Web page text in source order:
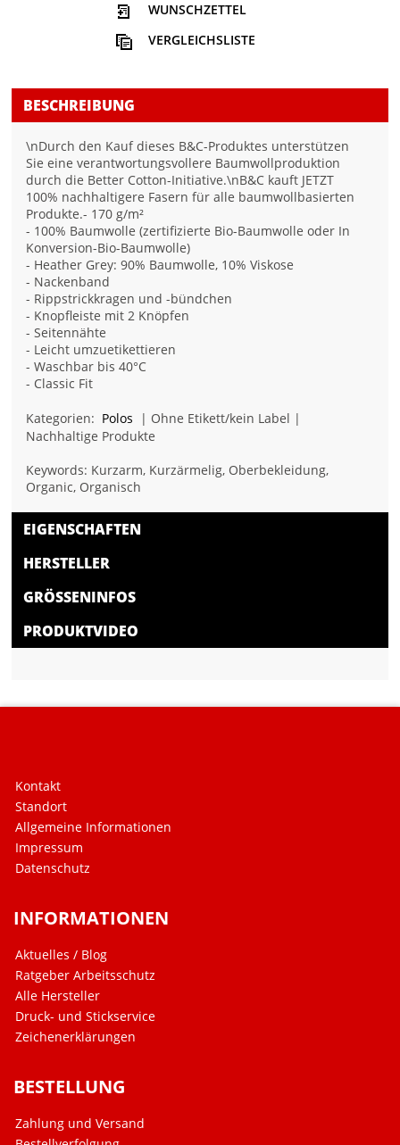
WUNSCHZETTEL
VERGLEICHSLISTE
BESCHREIBUNG
\nDurch den Kauf dieses B&C-Produktes unterstützen
Sie eine verantwortungsvollere Baumwollproduktion
durch die Better Cotton-Initiative.\nB&C kauft JETZT
100% nachhaltigere Fasern für alle baumwollbasierten
Produkte.- 170 g/m²
- 100% Baumwolle (zertifizierte Bio-Baumwolle oder In
Konversion-Bio-Baumwolle)
- Heather Grey: 90% Baumwolle, 10% Viskose
- Nackenband
- Rippstrickkragen und -bündchen
- Knopfleiste mit 2 Knöpfen
- Seitennähte
- Leicht umzuetikettieren
- Waschbar bis 40°C
- Classic Fit
Kategorien: Polos
| Ohne Etikett/kein Label |
Nachhaltige Produkte
Keywords: Kurzarm, Kurzärmelig, Oberbekleidung,
Organic, Organisch
EIGENSCHAFTEN
HERSTELLER
GRÖSSENINFOS
PRODUKTVIDEO
Kontakt
Standort
Allgemeine Informationen
Impressum
Datenschutz
INFORMATIONEN
Aktuelles / Blog
Ratgeber Arbeitsschutz
Alle Hersteller
Druck- und Stickservice
Zeichenerklärungen
BESTELLUNG
Zahlung und Versand